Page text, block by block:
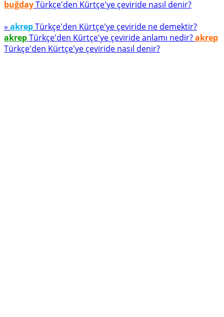
buğdayTürkçe'den Kürtçe'ye çeviride nasıl denir?
» akrepTürkçe'den Kürtçe'ye çeviride ne demektir?
akrepTürkçe'den Kürtçe'ye çeviride anlamı nedir?akrep
Türkçe'den Kürtçe'ye çeviride nasıl denir?